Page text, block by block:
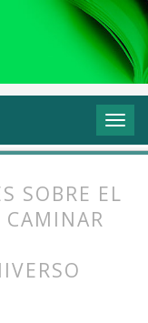
Grafika: Prácticas y
SOBRE EL
CAMINAR